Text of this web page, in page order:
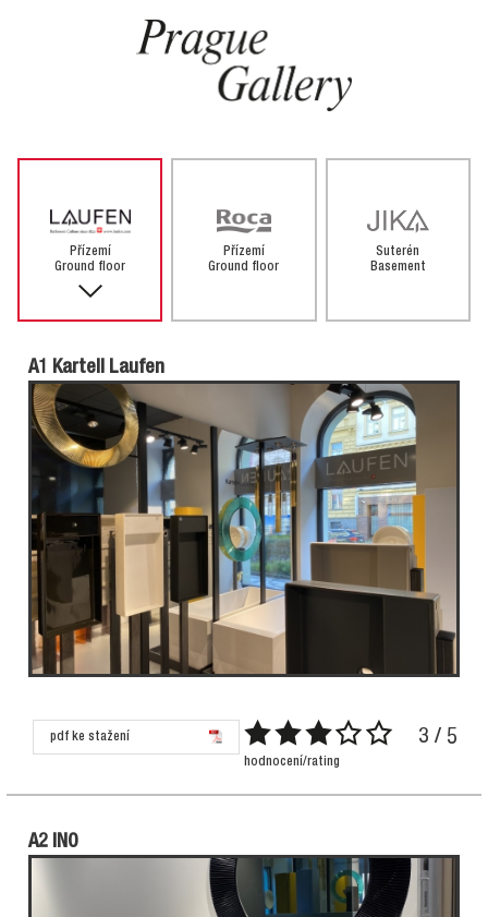
Přízemí
Ground floor
Přízemí
Ground floor
Suterén
Basement
A1 Kartell Laufen
pdf ke stažení 3 / 5
hodnocení/rating
A2 INO